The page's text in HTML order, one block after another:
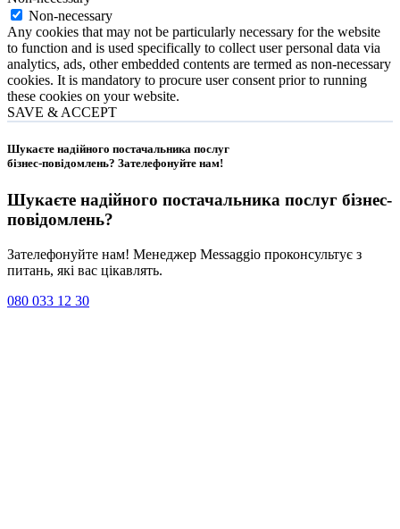
Non-necessary
Any cookies that may not be particularly necessary for the website
to function and is used specifically to collect user personal data via
analytics, ads, other embedded contents are termed as non-necessary
cookies. It is mandatory to procure user consent prior to running
these cookies on your website.
SAVE & ACCEPT
Шукаєте надійного постачальника послуг
бізнес-повідомлень? Зателефонуйте нам!
Шукаєте надійного постачальника послуг бізнес-
повідомлень?
Зателефонуйте нам! Менеджер Messaggio проконсультує з
питань, які вас цікавлять.
080 033 12 30